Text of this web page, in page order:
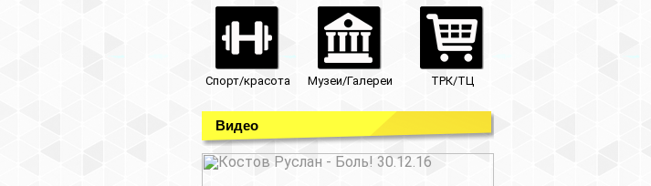
Спорт/красота Музеи/Галереи ТРК/ТЦ
Видео